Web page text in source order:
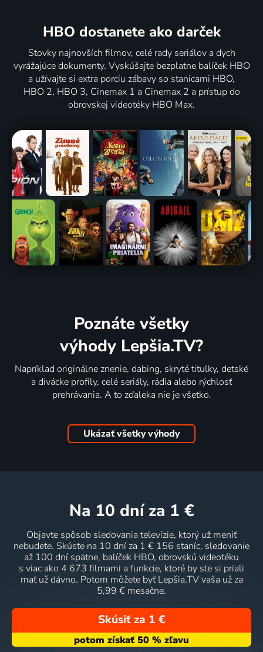
HBO dostanete ako darček
Stovky najnovších filmov, celé rady seriálov a dych
vyrážajúce dokumenty. Vyskúšajte bezplatne balíček HBO
a užívajte si extra porciu zábavy so stanicami HBO,
HBO 2, HBO 3, Cinemax 1 a Cinemax 2 a prístup do
obrovskej videotéky HBO Max.
Poznáte všetky
výhody Lepšia.TV?
Napríklad originálne znenie, dabing, skryté titulky, detské
a divácke profily, celé seriály, rádia alebo rýchlosť
prehrávania. A to zďaleka nie je všetko.
Ukázať všetky výhody
na 10 dní za 1 €
Objavte spôsob sledovania televízie, ktorý už meniť
nebudete. Skúste na 10 dní za 1 € 156 staníc, sledovanie
až 100 dní spätne, balíček HBO, obrovskú videotéku
s viac ako 4 673 filmami a funkcie, ktoré by ste si priali
mať už dávno. Potom môžete byť Lepšia.TV vaša už za
5,99 € mesačne.
Skúsiť za 1 €